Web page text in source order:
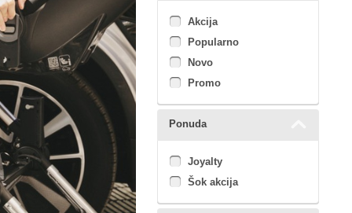
Akcija
Popularno
Novo
Promo
Ponuda
Joyalty
Šok akcija